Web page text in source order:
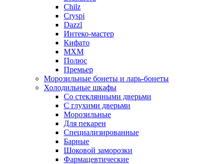
Chilz
Cryspi
Dazzl
Интеко-мастер
Кифато
МХМ
Полюс
Премьер
Морозильные бонеты и ларь-бонеты
Холодильные шкафы
Со стеклянными дверьми
С глухими дверьми
Морозильные
Для пекарен
Специализированные
Барные
Шоковой заморозки
Фармацевтические